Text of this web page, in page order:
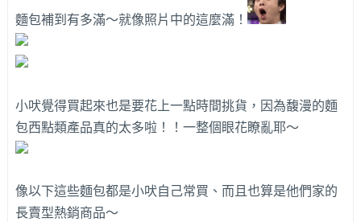
麵包補到有多滿～就像照片中的這麼滿！
小吠覺得買起來也是要花上一點時間挑貨，因為馥漫的麵
包西點類產品真的太多啦！！一整個眼花瞭亂耶～
像以下這些麵包都是小吠自己常買、而且也算是他們家的
長賣型熱銷商品～